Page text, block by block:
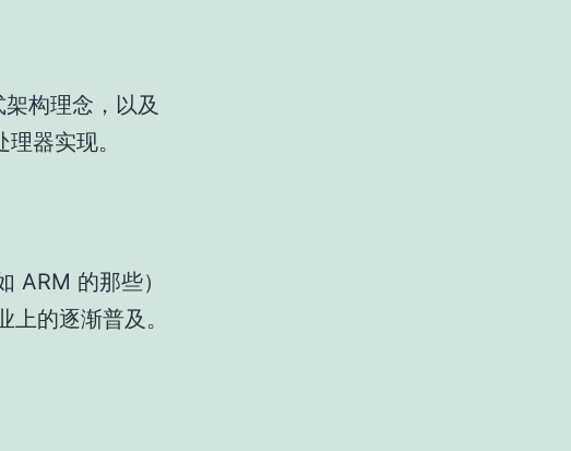
构理念，以及
器实现。
ARM 的那些）
的逐渐普及。